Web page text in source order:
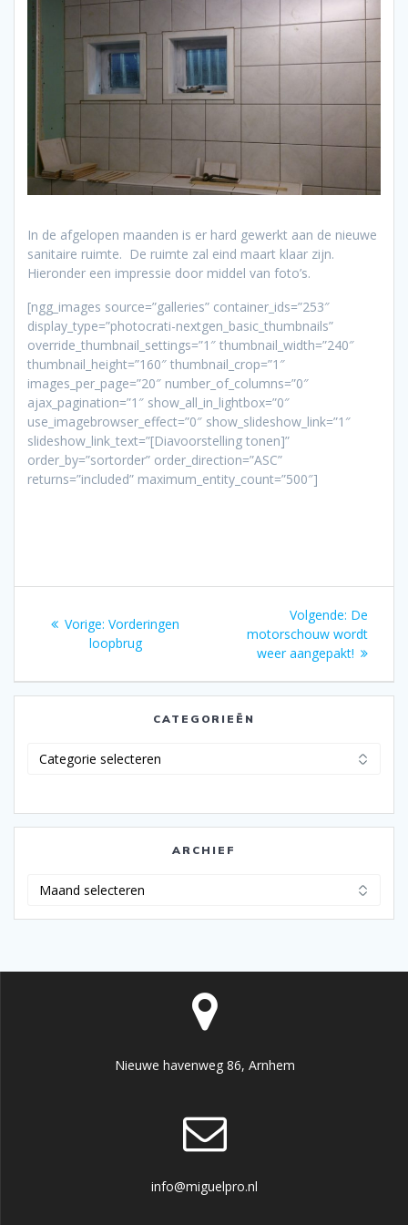
In de afgelopen maanden is er hard gewerkt aan de nieuwe
sanitaire ruimte. De ruimte zal eind maart klaar zijn.
Hieronder een impressie door middel van foto’s.
[ngg_images source=”galleries” container_ids=”253″
display_type=”photocrati-nextgen_basic_thumbnails”
override_thumbnail_settings=”1″ thumbnail_width=”240″
thumbnail_height=”160″ thumbnail_crop=”1″
images_per_page=”20″ number_of_columns=”0″
ajax_pagination=”1″ show_all_in_lightbox=”0″
use_imagebrowser_effect=”0″ show_slideshow_link=”1″
slideshow_link_text=”[Diavoorstelling tonen]”
order_by=”sortorder” order_direction=”ASC”
returns=”included” maximum_entity_count=”500″]
navigatie
Vorige: Vorig
bericht:
Vorderingen
loopbrug
Volgende: Volgend
bericht:
De
motorschouw wordt
weer aangepakt!
CATEGORIEËN
ARCHIEF
Nieuwe havenweg 86, Arnhem
info@miguelpro.nl